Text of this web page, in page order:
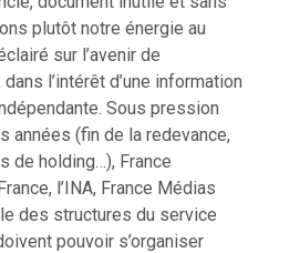
plutôt notre énergie au
sur l’avenir de
l’intérêt d’une information
Sous pression
années (fin de la redevance,
de holding…), France
l’INA, France Médias
des structures du service
pouvoir s’organiser